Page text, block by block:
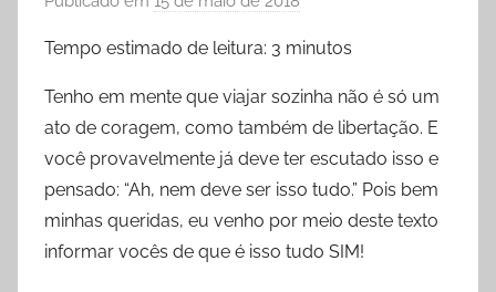
r
P
c
y
l
Tempo estimado de leitura: 3 minutos
Tenho em mente que viajar sozinha não é só um
ato de coragem, como também de libertação. E
você provavelmente já deve ter escutado isso e
pensado: “Ah, nem deve ser isso tudo.” Pois bem
minhas queridas, eu venho por meio deste texto
informar vocês de que é isso tudo SIM!